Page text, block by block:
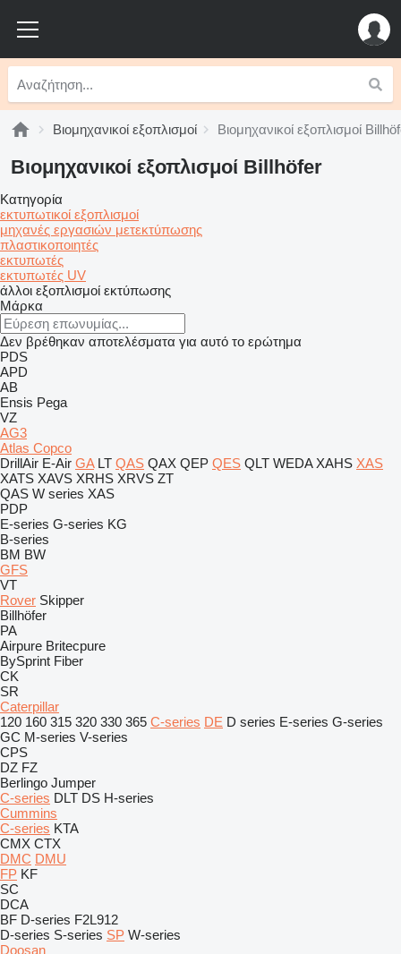
Βιομηχανικοί εξοπλισμοί Βιομηχανικοί εξοπλισμοί
Βιομηχανικοί εξοπλισμοί Billhöfer
Κατηγορία
εκτυπωτικοί εξοπλισμοί
μηχανές εργασιών μετεκτύπωσης
πλαστικοποιητές
εκτυπωτές
εκτυπωτές UV
άλλοι εξοπλισμοί εκτύπωσης
Μάρκα
Δεν βρέθηκαν αποτελέσματα για αυτό το ερώτημα
PDS
APD
AB
Ensis Pega
VZ
AG3
Atlas Copco
DrillAir E-Air GA LT QAS QAX QEP QES QLT WEDA XAHS XAS
XATS XAVS XRHS XRVS ZT
QAS W series XAS
PDP
E-series G-series KG
B-series
BM BW
GFS
VT
Rover Skipper
Billhöfer
PA
Airpure Britecpure
BySprint Fiber
CK
SR
Caterpillar
120 160 315 320 330 365 C-series DE D series E-series G-series
GC M-series V-series
CPS
DZ FZ
Berlingo Jumper
C-series DLT DS H-series
Cummins
C-series KTA
CMX CTX
DMC DMU
FP KF
SC
DCA
BF D-series F2L912
D-series S-series SP W-series
Doosan